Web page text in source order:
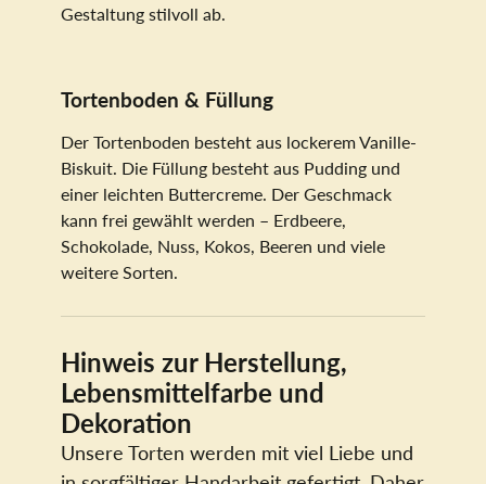
Gestaltung stilvoll ab.
Tortenboden & Füllung
Der Tortenboden besteht aus lockerem Vanille-
Biskuit. Die Füllung besteht aus Pudding und
einer leichten Buttercreme. Der Geschmack
kann frei gewählt werden – Erdbeere,
Schokolade, Nuss, Kokos, Beeren und viele
weitere Sorten.
Hinweis zur Herstellung,
Lebensmittelfarbe und
Dekoration
Unsere Torten werden mit viel Liebe und